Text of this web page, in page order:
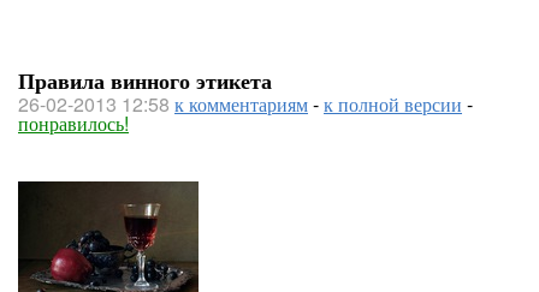
Правила винного этикета
26-02-2013 12:58 к комментариям-к полной версии -
понравилось!